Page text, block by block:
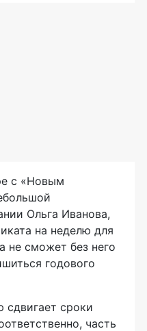
с «Новым
Ольга Иванова,
на неделю для
не сможет без него
годового
сроки
часть